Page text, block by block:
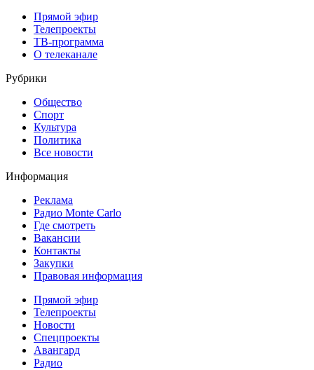
Прямой эфир
Телепроекты
ТВ-программа
О телеканале
Рубрики
Общество
Спорт
Культура
Политика
Все новости
Информация
Реклама
Радио Monte Carlo
Где смотреть
Вакансии
Контакты
Закупки
Правовая информация
Прямой эфир
Телепроекты
Новости
Спецпроекты
Авангард
Радио